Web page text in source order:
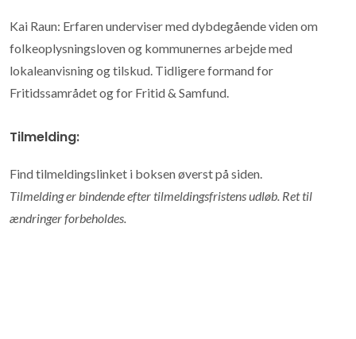
Kai Raun: Erfaren underviser med dybdegående viden om
folkeoplysningsloven og kommunernes arbejde med
lokaleanvisning og tilskud. Tidligere formand for
Fritidssamrådet og for Fritid & Samfund.
Tilmelding:
Find tilmeldingslinket i boksen øverst på siden.
Tilmelding er bindende efter tilmeldingsfristens udløb. Ret til
ændringer forbeholdes.